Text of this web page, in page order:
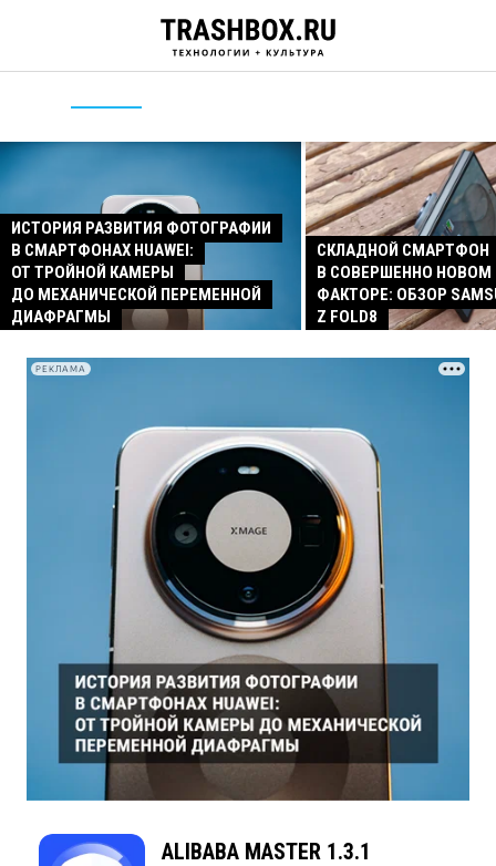
ИСТОРИЯ РАЗВИТИЯ ФОТОГРАФИИ
В СМАРТФОНАХ HUAWEI:
ОТ ТРОЙНОЙ КАМЕРЫ
ДО МЕХАНИЧЕСКОЙ ПЕРЕМЕННОЙ
ДИАФРАГМЫ
СКЛАДНОЙ СМАРТФОН
В СОВЕРШЕННО
ФАКТОРЕ: ОБЗОР
Z FOLD8
РЕКЛАМА
ALIBABA MASTER 1.3.1